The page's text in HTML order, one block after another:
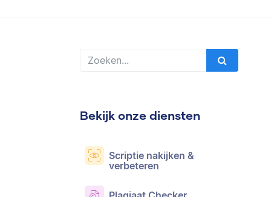
Bekijk onze diensten
Scriptie nakijken &
verbeteren